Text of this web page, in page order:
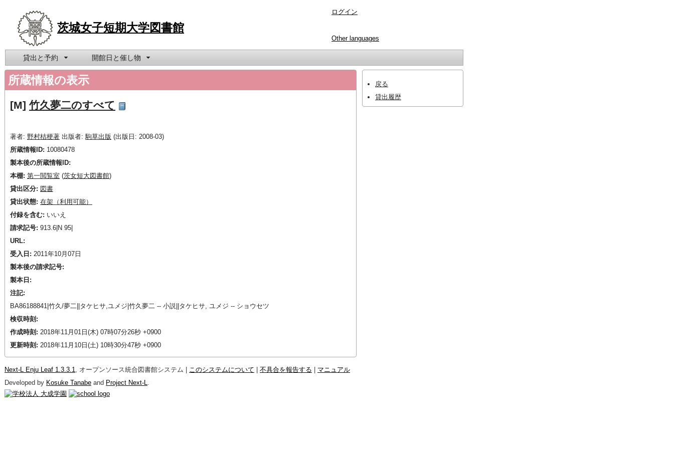
茨城女子短期大学図書館
ログイン
Other languages
貸出と予約 開館日と催し物
所蔵情報の表示
[M] 竹久夢二のすべて
著者: 野村桔梗著 出版者:駒草出版 (出版日: 2008-03)
所蔵情報ID: 10080478
製本後の所蔵情報ID:
本棚: 第一閲覧室 (茨女短大図書館)
貸出区分: 図書
貸出状態: 在架（利用可能）
付録を含む: いいえ
請求記号: 913.6|N 95|
URL:
受入日: 2011年10月07日
製本後の請求記号:
製本日:
注記:
BA86188841|竹久/夢二||タケヒサ,ユメジ|竹久夢二 -- 小説||タケヒサ, ユメジ -- ショウセツ
検収時刻:
作成時刻: 2018年11月01日(木) 07時07分26秒 +0900
更新時刻: 2018年11月10日(土) 10時30分47秒 +0900
戻る
貸出履歴
Next-L Enju Leaf 1.3.3.1, オープンソース統合図書館システム | このシステムについて 不具合を報告する
マニュアル
Developed by Kosuke Tanabe and Project Next-L.